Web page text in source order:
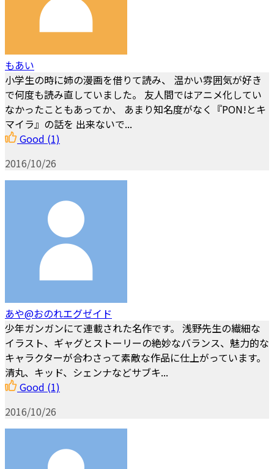
もあい
小学生の時に姉の漫画を借りて読み、 温かい雰囲気が好き
で何度も読み直していました。 友人間ではアニメ化してい
なかったこともあってか、 あまり知名度がなく『PON!とキ
マイラ』の話を 出来ないで...
Good (1)
2016/10/26
あや@おのれエグゼイド
少年ガンガンにて連載された名作です。 浅野先生の繊細な
イラスト、ギャグとストーリーの絶妙なバランス、魅力的な
キャラクターが合わさって素敵な作品に仕上がっています。
清丸、キッド、シェンナなどサブキ...
Good (1)
2016/10/26